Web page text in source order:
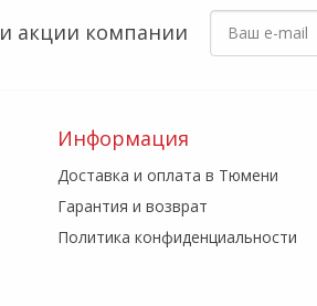
и акции компании
Информация
Доставка и оплата в Тюмени
Гарантия и возврат
Политика конфиденциальности